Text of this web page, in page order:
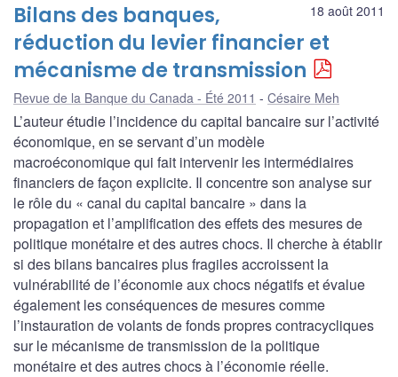
18 août 2011
Bilans des banques,
réduction du levier financier et
mécanisme de transmission
Revue de la Banque du Canada - Été 2011 Césaire Meh
L’auteur étudie l’incidence du capital bancaire sur l’activité
économique, en se servant d’un modèle
macroéconomique qui fait intervenir les intermédiaires
financiers de façon explicite. Il concentre son analyse sur
le rôle du « canal du capital bancaire » dans la
propagation et l’amplification des effets des mesures de
politique monétaire et des autres chocs. Il cherche à établir
si des bilans bancaires plus fragiles accroissent la
vulnérabilité de l’économie aux chocs négatifs et évalue
également les conséquences de mesures comme
l’instauration de volants de fonds propres contracycliques
sur le mécanisme de transmission de la politique
monétaire et des autres chocs à l’économie réelle.